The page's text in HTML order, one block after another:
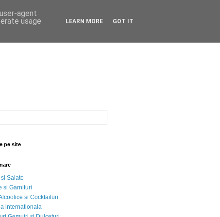
pe site
Salate
si Garnituri
si Cocktailuri
internationala
agent
usage
LEARN MORE GOT IT